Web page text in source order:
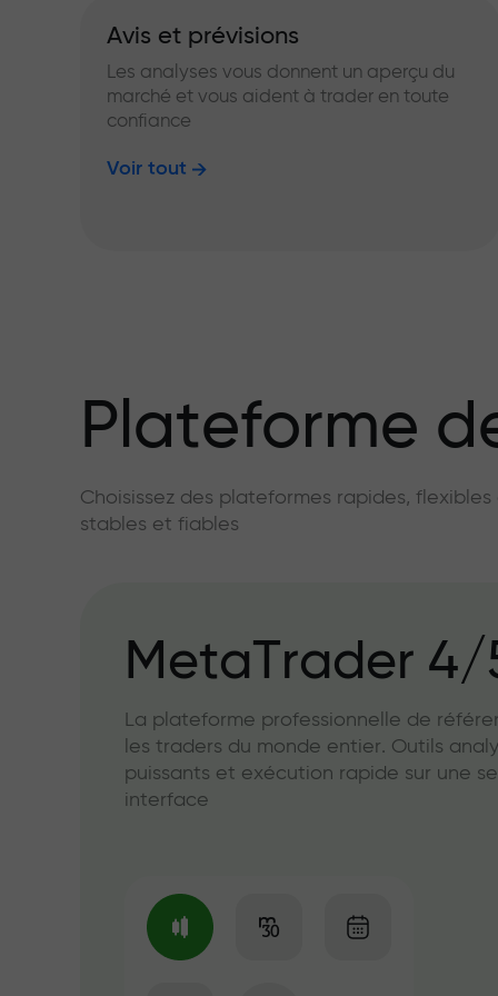
Avis et prévisions
Les analyses vous donnent un aperçu du
marché et vous aident à trader en toute
confiance
Voir tout
Plateforme
Choisissez des plateformes rapides,
stables et fiables
MetaTrader 4/
La plateforme professionnelle de
les traders du monde entier. Outils
puissants et exécution rapide sur une
interface